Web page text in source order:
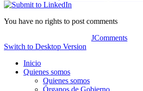
You have no rights to post comments
JComments
Switch to Desktop Version
Inicio
Quienes somos
Quienes somos
Órganos de Gobierno